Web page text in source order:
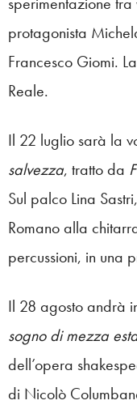
protagonista
Francesco Giomi.
Reale.
Il 22 luglio sarà la
salvezza, tratto da
Sul palco Lina
Romano alla
percussioni, in una
Il 28 agosto andrà
sogno di mezza
dell’opera
di Nicolò